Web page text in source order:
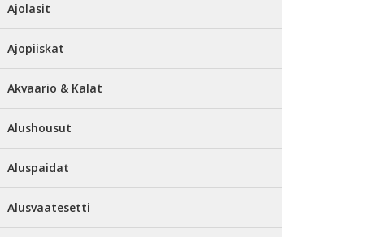
Ajolasit
Ajopiiskat
Akvaario & Kalat
Alushousut
Aluspaidat
Alusvaatesetti